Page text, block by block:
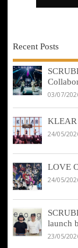
Recent Posts
03/07/
KLEAR
24/05/
LOVE
24/05/
launch
23/05/